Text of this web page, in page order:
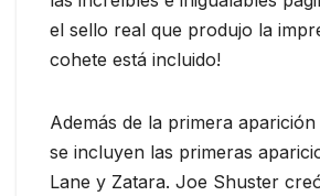
el sello real que produjo la
cohete está incluido!
Además de la primera
se incluyen las primeras
Lane y Zatara. Joe Shuster